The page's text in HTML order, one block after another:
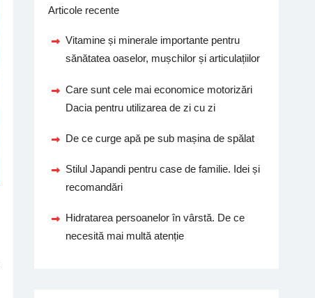
Articole recente
Vitamine și minerale importante pentru
sănătatea oaselor, mușchilor și articulațiilor
Care sunt cele mai economice motorizări
Dacia pentru utilizarea de zi cu zi
De ce curge apă pe sub mașina de spălat
Stilul Japandi pentru case de familie. Idei și
recomandări
Hidratarea persoanelor în vârstă. De ce
necesită mai multă atenție